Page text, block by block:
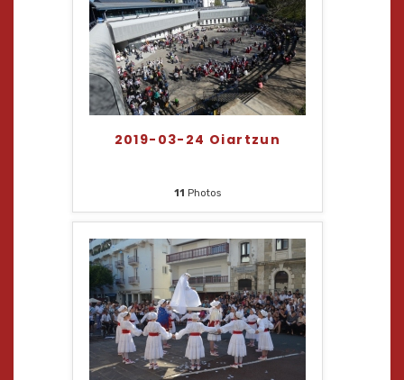
2019-03-24 Oiartzun
11 Photos